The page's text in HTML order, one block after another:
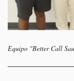
Equipo "Better Call